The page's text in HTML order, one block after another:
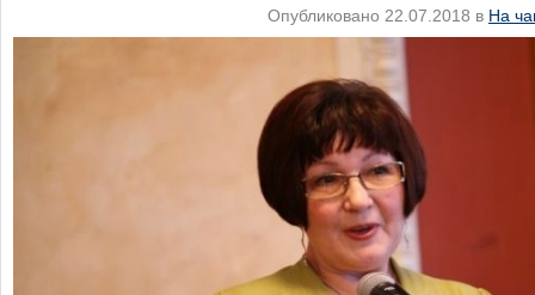
Опубликовано 22.07.2018 в На